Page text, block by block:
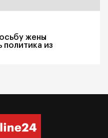
жены
из